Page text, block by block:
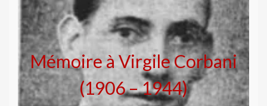
Mémoire à Virgile Corbani
(1906 – 1944)